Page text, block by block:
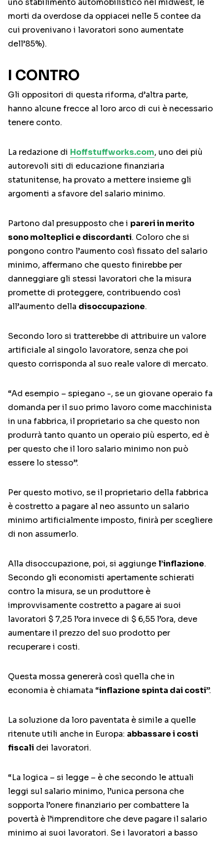
uno stabilimento automobilistico nel midwest, le
morti da overdose da oppiacei nelle 5 contee da
cui provenivano i lavoratori sono aumentate
dell’85%).
I CONTRO
Gli oppositori di questa riforma, d’altra parte,
hanno alcune frecce al loro arco di cui è necessario
tenere conto.
La redazione di Hoffstuffworks.com, uno dei più
autorevoli siti di educazione finanziaria
statunitense, ha provato a mettere insieme gli
argomenti a sfavore del salario minimo.
Partono dal presupposto che i pareri in merito
sono molteplici e discordanti. Coloro che si
pongono contro l’aumento così fissato del salario
minimo, affermano che questo finirebbe per
danneggiare gli stessi lavoratori che la misura
promette di proteggere, contribuendo così
all’aumento della disoccupazione.
Secondo loro si tratterebbe di attribuire un valore
artificiale al singolo lavoratore, senza che poi
questo corrisponda al suo reale valore di mercato.
“Ad esempio – spiegano -, se un giovane operaio fa
domanda per il suo primo lavoro come macchinista
in una fabbrica, il proprietario sa che questo non
produrrà tanto quanto un operaio più esperto, ed è
per questo che il loro salario minimo non può
essere lo stesso”.
Per questo motivo, se il proprietario della fabbrica
è costretto a pagare al neo assunto un salario
minimo artificialmente imposto, finirà per scegliere
di non assumerlo.
Alla disoccupazione, poi, si aggiunge l’inflazione.
Secondo gli economisti apertamente schierati
contro la misura, se un produttore è
improvvisamente costretto a pagare ai suoi
lavoratori $ 7,25 l’ora invece di $ 6,55 l’ora, deve
aumentare il prezzo del suo prodotto per
recuperare i costi.
Questa mossa genererà così quella che in
economia è chiamata “inflazione spinta dai costi”.
La soluzione da loro paventata è simile a quelle
ritenute utili anche in Europa: abbassare i costi
fiscali dei lavoratori.
“La logica – si legge – è che secondo le attuali
leggi sul salario minimo, l’unica persona che
sopporta l’onere finanziario per combattere la
povertà è l’imprenditore che deve pagare il salario
minimo ai suoi lavoratori. Se i lavoratori a basso